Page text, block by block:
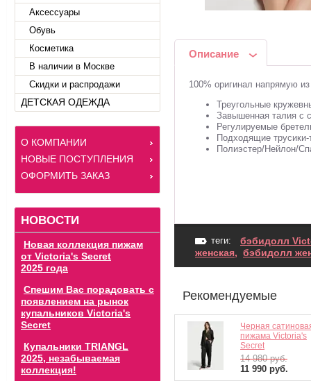
Аксессуары
Обувь
Косметика
В наличии в Москве
Скидки и распродажи
ДЕТСКАЯ ОДЕЖДА
О КОМПАНИИ
НОВЫЕ ПОСТУПЛЕНИЯ
ОФОРМИТЬ ЗАКАЗ
НОВОСТИ
Новая коллекция пижам
от Victoria's Secret
2025 года
Спешим Вас порадовать с
появлением на рынок
купальников Victoria's
Secret
Купальники TRIANGL
2025, незабываемая
коллекция!
Описание
100% оригинал напрямую
Треугольные
Завышенная талия с
Регулируемые
Подходящие трусики-
Полиэстер/Нейлон/
теги:
бэбидолл
женская, бэбидолл
Рекомендуемые
Черная
пижама Victoria's
Secret
14 980руб.
11 990 руб.